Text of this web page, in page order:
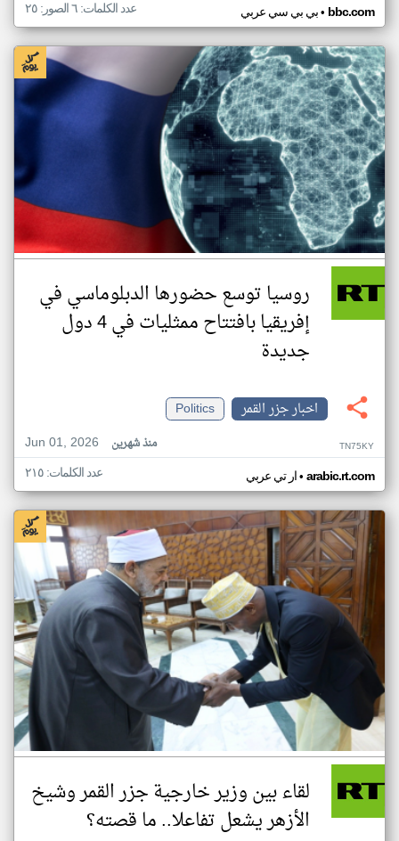
بي بي سي عربي• bbc.com عدد الكلمات: ٦ الصور: ٢٥
روسيا توسع حضورها الدبلوماسي في
إفريقيا بافتتاح ممثليات في 4 دول
جديدة
اخبار جزر القمر
Politics
Jun 01, 2026
منذ شهرين TN75KY
ار تي عربي• arabic.rt.com عدد الكلمات: ٢١٥
لقاء بين وزير خارجية جزر القمر وشيخ
الأزهر يشعل تفاعلا.. ما قصته؟